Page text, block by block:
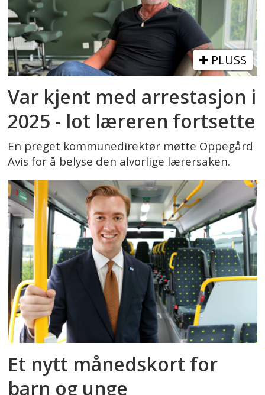
PLUSS
Var kjent med arrestasjon i
2025 - lot læreren fortsette
En preget kommunedirektør møtte Oppegård
Avis for å belyse den alvorlige lærersaken.
Et nytt månedskort for
barn og unge